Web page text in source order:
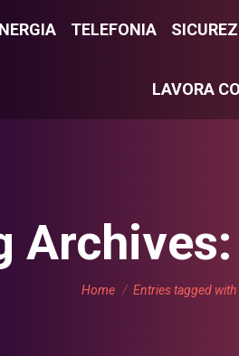
TELEFONIA
LAVORA
Archives:
You are here:
Home Entries tagged with
ENERGIA TELEFONIA
LAVORA